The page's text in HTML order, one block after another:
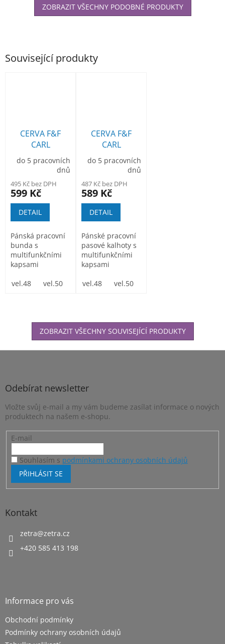
Související produkty
CERVA F&F
CARL
montérková
bunda šedá
do 5 pracovních
dnů
495 Kč bez DPH
599 Kč
DETAIL
Pánská pracovní
bunda s
multifunkčními
kapsami
bunda zhotovená
vel.48 vel.50 vel.52 vel.54
CERVA F&F
CARL
montérkové
kalhoty do
do 5 pracovních
dnů
487 Kč bez DPH
589 Kč
DETAIL
Pánské pracovní
pasové kalhoty s
multifunkčními
kapsami
kalhoty do pasu...
vel.48 vel.50
ZOBRAZIT VŠECHNY SOUVISEJÍCÍ PRODUKTY
ZOBRAZIT VŠECHNY PODOBNÉ PRODUKTY
Z
Odebírat newsletter
Vložte svůj e-mail a my vám budeme zasílat informace o nových
produktech na našem e-shopu.
E-mail
Souhlasím s podmínkami ochrany osobních údajů
PŘIHLÁSIT SE
Kontakt
zetra@zetra.cz
+420 585 413 198
Informace pro vás
Obchodní podmínky
Podmínky ochrany osobních údajů